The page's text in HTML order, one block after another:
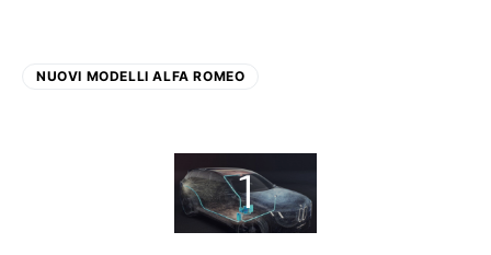
NUOVI MODELLI ALFA ROMEO